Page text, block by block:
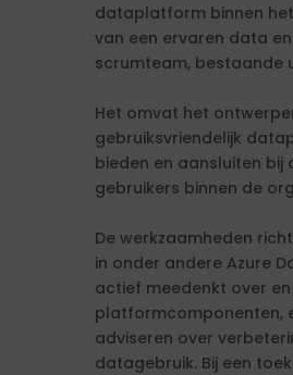
dataplatform binnen het
van een ervaren data
scrumteam, bestaande
Het omvat het
gebruiksvriendelijk
bieden en aansluiten
gebruikers binnen de
De werkzaamheden
in onder andere Azure
actief meedenkt over
platformcomponenten,
adviseren over
datagebruik. Bij een